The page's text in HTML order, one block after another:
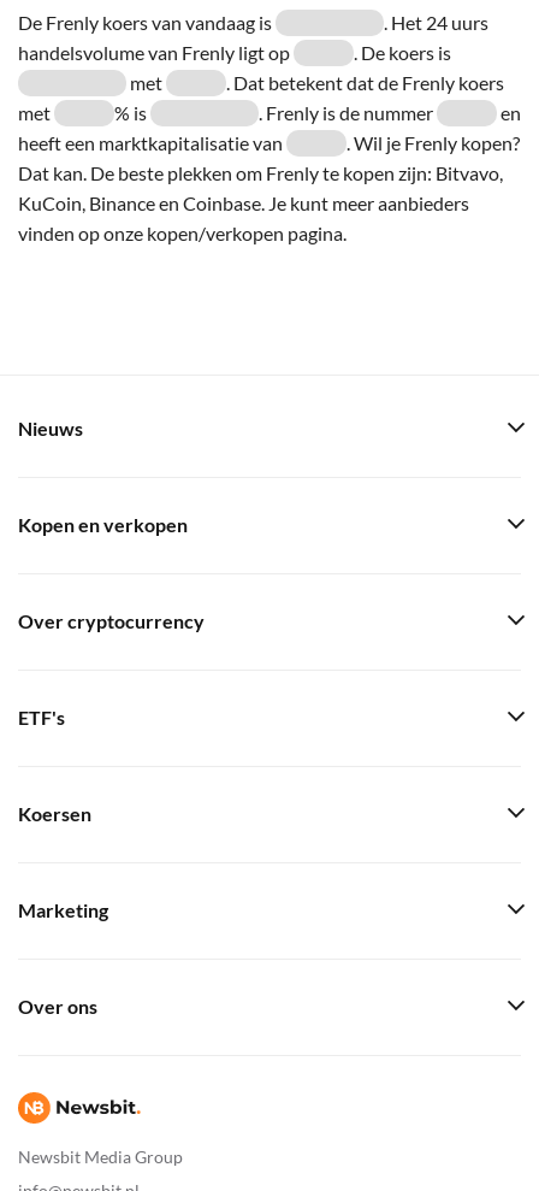
De Frenly koers van vandaag is
. Het 24 uurs
handelsvolume van Frenly ligt op
. De koers is
met
. Dat betekent dat de Frenly koers
met
% is . Frenly is de nummer
en
heeft een marktkapitalisatie van
. Wil je Frenly kopen?
Dat kan. De beste plekken om Frenly te kopen zijn: Bitvavo,
KuCoin, Binance en Coinbase. Je kunt meer aanbieders
vinden op onze kopen/verkopen pagina.
Newsbit Media Group
Nieuws
Kopen en verkopen
Over cryptocurrency
ETF's
Koersen
Marketing
Over ons